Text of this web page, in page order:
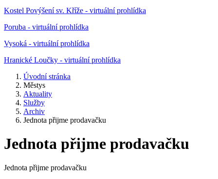
Kostel Povýšení sv. Kříže - virtuální prohlídka
Poruba - virtuální prohlídka
Vysoká - virtuální prohlídka
Hranické Loučky - virtuální prohlídka
Úvodní stránka
Městys
Aktuality
Služby
Archiv
Jednota přijme prodavačku
Jednota přijme prodavačku
Jednota přijme prodavačku